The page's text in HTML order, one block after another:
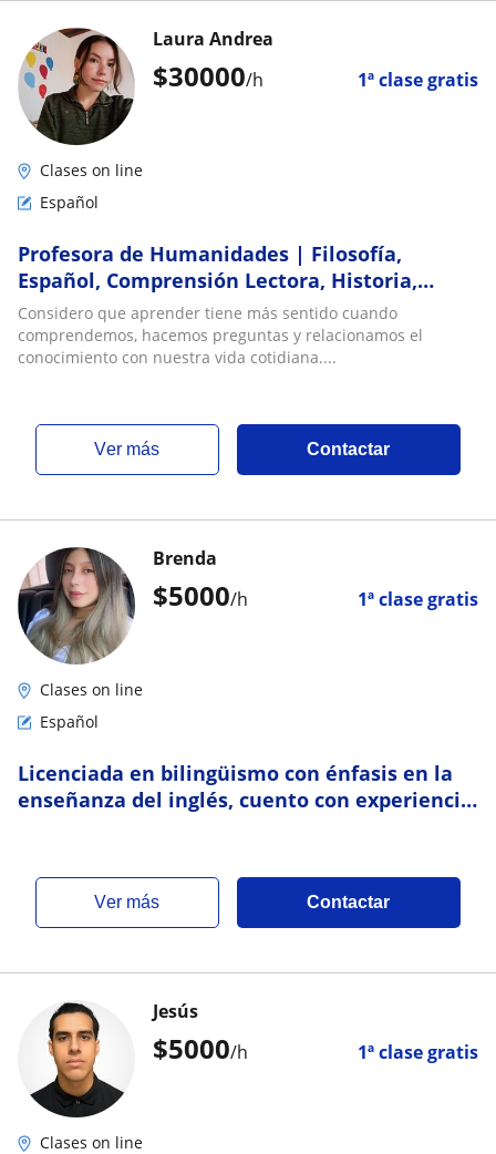
$30000/h 1ª clase gratis
Laura Andrea
Clases on line
Español
Profesora de Humanidades | Filosofía,
Español, Comprensión Lectora, Historia,
Ciencias Sociales e Inglés (A1-A2) | Todas las
edade
Considero que aprender tiene más sentido cuando
comprendemos, hacemos preguntas y relacionamos el
conocimiento con nuestra vida cotidiana....
ver más Contactar
$5000/h 1ª clase gratis
Brenda
Clases on line
Español
Licenciada en bilingüismo con énfasis en la
enseñanza del inglés, cuento con experiencia
ver más Contactar
$5000/h 1ª clase gratis
Jesús
Clases on line